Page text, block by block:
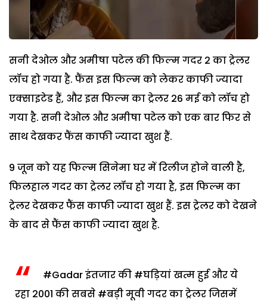
सनी देओल और अमीषा पटेल की फिल्म गदर 2 का ट्रेलर
लॉच हो गया है. फैंस इस फिल्म को लेकर काफी ज्यादा
एक्साइटेड हैं, और इस फिल्म का ट्रेलर 26 मई को लॉच हो
गया है. सनी देओल और अमीषा पटेल को एक बार फिर से
साथ देखकर फैंस काफी ज्यादा खुश हैं.
9 जून को यह फिल्म सिनेमा घर में रिलीज होने वाली है,
फिलहाल गदर का ट्रेलर लॉच हो गया है, इस फिल्म का
ट्रेलर देखकर फैंस काफी ज्यादा खुश हैं. इस ट्रेलर को देखने
के बाद से फैंस काफी ज्यादा खुश है.
#Gadarइंतजार की #घड़ियांखत्म हुई और ये
रहा 2001 की सबसे #बड़ीमूवी गदर का ट्रेलर जिसमें